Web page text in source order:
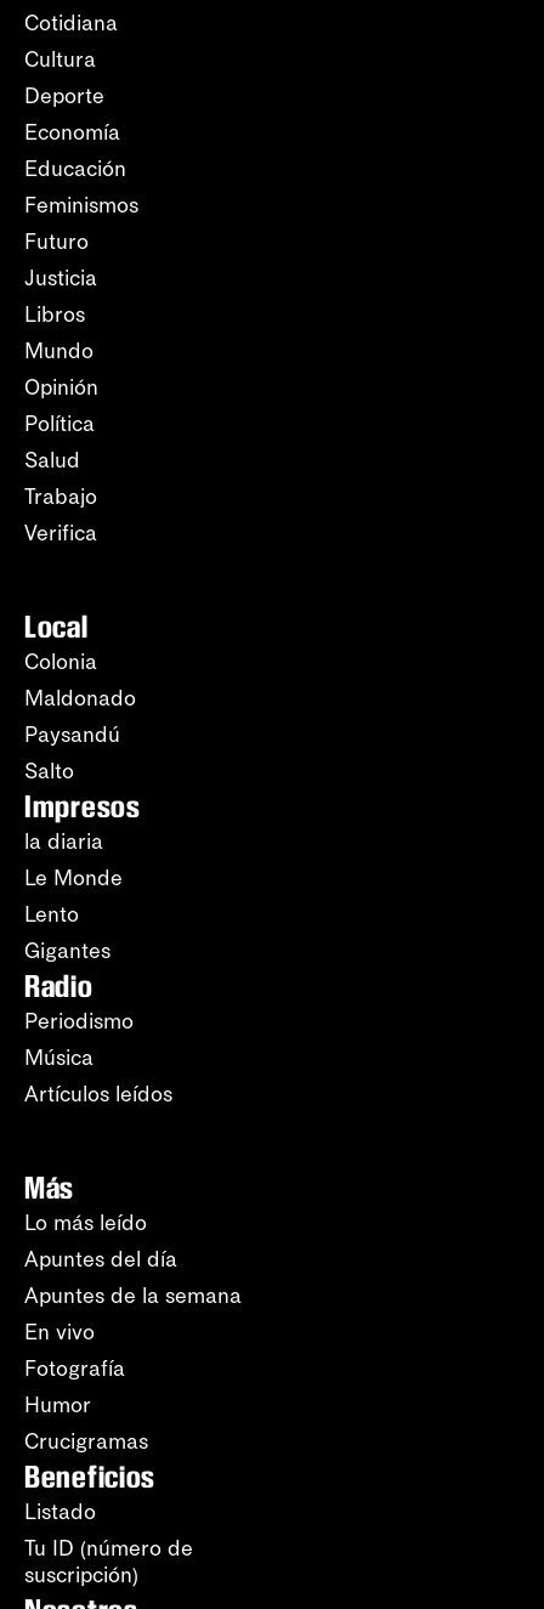
Cotidiana
Cultura
Deporte
Economía
Educación
Feminismos
Futuro
Justicia
Libros
Mundo
Opinión
Política
Salud
Trabajo
Verifica
Local
Colonia
Maldonado
Paysandú
Salto
Impresos
la diaria
Le Monde
Lento
Gigantes
Radio
Periodismo
Música
Artículos leídos
Más
Lo más leído
Apuntes del día
Apuntes de la semana
En vivo
Fotografía
Humor
Crucigramas
Beneficios
Listado
Tu ID (número de
suscripción)